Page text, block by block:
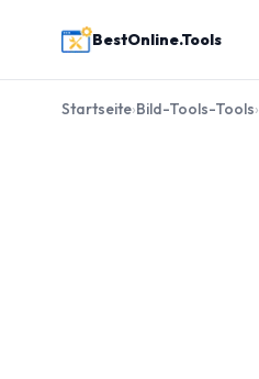
BestOnline.Tools
Startseite›Bild-Tools-Tools›